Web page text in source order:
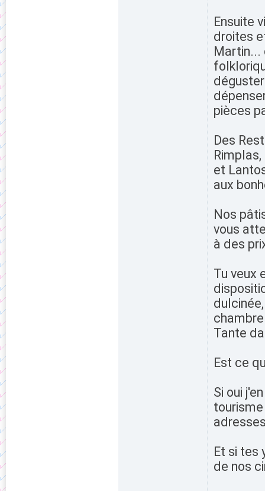
Ensuite
droites
Martin...
pièces
Des
et
aux
Nos
vous
à des
Tu veux
Tante
Est ce
Si oui
Et si tes
de nos